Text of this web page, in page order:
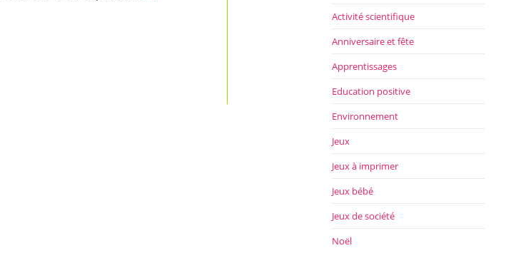
Activité scientifique
Anniversaire et fête
Apprentissages
Education positive
Environnement
Jeux
Jeux à imprimer
Jeux bébé
Jeux de société
Noël